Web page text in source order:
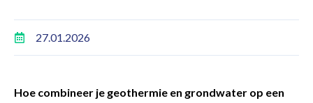
27.01.2026
Hoe combineer je geothermie en grondwater op een